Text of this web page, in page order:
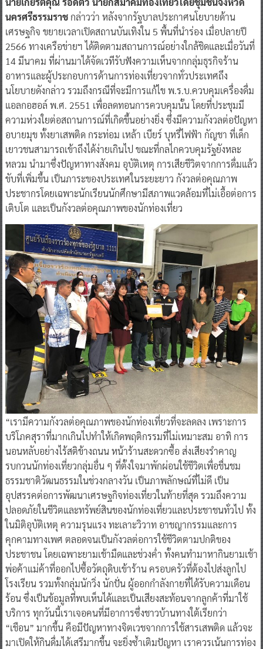
นครศรีธรรมราชกล่าวว่า หลังจากรัฐบาลประกาศนโยบายด้าน
เศรษฐกิจ ขยายเวลาเปิดสถานบันเทิงใน 5 พื้นที่นำร่อง เมื่อปลายปี
2566 ทางเครือข่ายฯ ได้ติดตามสถานการณ์อย่างใกล้ชิดและเมื่อวันที่
14 มีนาคม ที่ผ่านมาได้จัดเวทีรับฟังความเห็นจากกลุ่มธุรกิจร้าน
อาหารและผู้ประกอบการด้านการท่องเที่ยวจากทั่วประเทศถึง
นโยบายดังกล่าว รวมถึงกรณีที่จะมีการแก้ไข พ.ร.บ.ควบคุมเครื่องดื่ม
แอลกอฮอล์ พ.ศ. 2551 เพื่อลดทอนการควบคุมนั้น โดยที่ประชุมมี
ความห่วงใยต่อสถานการณ์ที่เกิดขึ้นอย่างยิ่ง ซึ่งมีความกังวลต่อปัญหา
อบายมุข ทั้งยาเสพติด กระท่อม เหล้า เบียร์ บุหรี่ไฟฟ้า กัญชา ที่เด็ก
เยาวชนสามารถเข้าถึงได้ง่ายเกินไป ขณะที่กลไกควบคุมรัฐยังหละ
หลวม นำมาซึ่งปัญหาทางสังคม อุบัติเหตุ การเสียชีวิตจากการดื่มแล้ว
ขับที่เพิ่มขึ้น เป็นภาระของประเทศในระยะยาว กังวลต่อคุณภาพ
ประชากรโดยเฉพาะนักเรียนนักศึกษามีสภาพแวดล้อมที่ไม่เอื้อต่อการ
เติบโต และเป็นกังวลต่อคุณภาพของนักท่องเที่ยว
“เรามีความกังวลต่อคุณภาพของนักท่องเที่ยวที่จะลดลง เพราะการ
บริโภคสุราที่มากเกินไปทำให้เกิดพฤติกรรมที่ไม่เหมาะสม อาทิ การ
นอนหลับอย่างไร้สติข้างถนน หน้าร้านสะดวกซื้อ ส่งเสียงรำคาญ
รบกวนนักท่องเที่ยวกลุ่มอื่น ๆ ที่ตั้งใจมาพักผ่อนใช้ชีวิตเพื่อชื่นชม
ธรรมชาติวัฒนธรรมในช่วงกลางวัน เป็นภาพลักษณ์ที่ไม่ดี เป็น
อุปสรรคต่อการพัฒนาเศรษฐกิจท่องเที่ยวในท้ายที่สุด รวมถึงความ
ปลอดภัยในชีวิตและทรัพย์สินของนักท่องเที่ยวและประชาชนทั่วไป ทั้ง
ในมิติอุบัติเหตุ ความรุนแรง ทะเลาะวิวาท อาชญากรรมและการ
คุกคามทางเพศ ตลอดจนเป็นกังวลต่อการใช้ชีวิตตามปกติของ
ประชาชน โดยเฉพาะยามเช้ามืดและช่วงค่ำ ทั้งคนทำมาหากินยามเช้า
พ่อค้าแม่ค้าที่ออกไปซื้อวัตถุดิบเข้าร้าน ครอบครัวที่ต้องไปส่งลูกไป
โรงเรียน รวมทั้งกลุ่มนักวิ่ง นักปั่น ผู้ออกกำลังกายที่ได้รับความเดือน
ร้อน ซึ่งเป็นข้อมูลที่พบเห็นได้และเป็นเสียงสะท้อนจากลูกค้าที่มาใช้
บริการ ทุกวันนี้เราเจอคนที่มีอาการซึ่งชาวบ้านทางใต้เรียกว่า
“เชือน” มากขึ้น คือมีปัญหาทางจิตเวชจากการใช้สารเสพติด แล้วจะ
มาเปิดให้กินดื่มได้เสรีมากขึ้น จะยิ่งซ้ำเติมปัญหา เราควรเน้นการท่อง